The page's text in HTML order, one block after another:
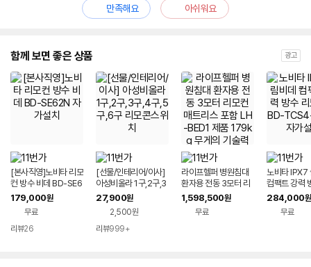
만족해요
아쉬워요
함께 보면 좋은 상품 광고
[본사직영]노비타 리모
컨 방수 비데 BD-SE6
2N 자가설치
179,000원
무료
리뷰26
[선물/인테리어/이사]
아성비올라 1구,2구,3
구,4구,5구,6구 리모
콘스위치
27,900원
2,500원
리뷰999+
라이프헬퍼 병원침대
환자용 전동 3모터 리
모컨 매트리스 포함 L
H-BED1 제품 179kg
무게의 기술력 침대
1,598,500원
무료
노비타 IPX7
컴팩트 강력
컨형 BD-
RA 자가설치
284,000원
무료